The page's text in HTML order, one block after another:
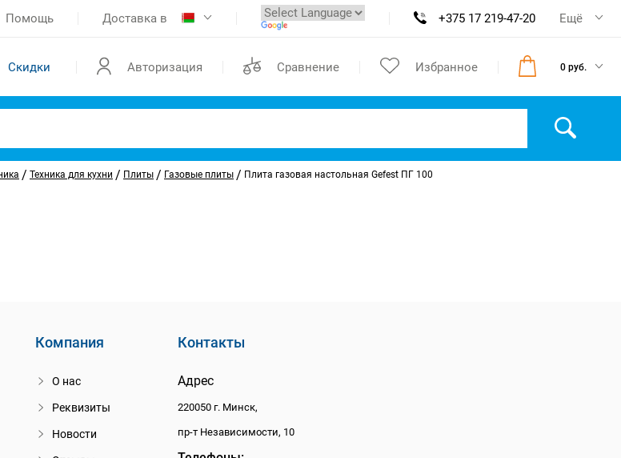
Помощь Доставка в +375 17 219-47-20 Ещё
Скидки Авторизация Сравнение Избранное 0 руб.
/ Техника для кухни / Плиты / Газовые плиты / Плита газовая настольная Gefest ПГ 100
Компания
О нас
Реквизиты
Новости
Контакты
Адрес
220050 г. Минск,
пр-т Независимости, 10